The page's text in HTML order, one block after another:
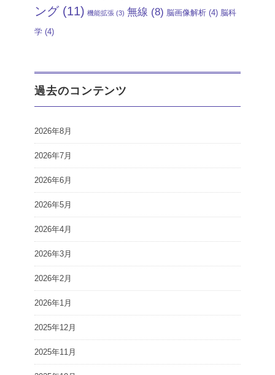
ング(11) 機能拡張 (3) 無線 (8) 脳画像解析 (4) 脳科
学 (4)
過去のコンテンツ
2026年8月
2026年7月
2026年6月
2026年5月
2026年4月
2026年3月
2026年2月
2026年1月
2025年12月
2025年11月